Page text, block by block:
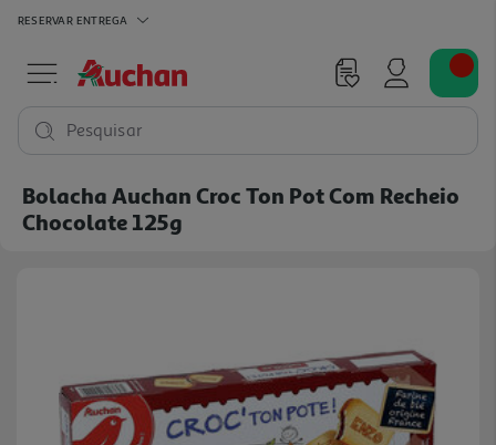
RESERVAR ENTREGA
Pesquisar
Bolacha Auchan Croc Ton Pot Com Recheio
Chocolate 125g